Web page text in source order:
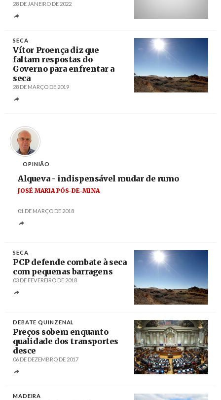
28 DE JANEIRO DE 2022
SECA
Vítor Proença diz que
faltam respostas do
Governo para enfrentar a
seca
28 DE MARÇO DE 2019
OPINIÃO
Alqueva - indispensável mudar de rumo
JOSÉ MARIA PÓS-DE-MINA
01 DE MARÇO DE 2018
SECA
PCP defende combate à seca
com pequenas barragens
03 DE FEVEREIRO DE 2018
DEBATE QUINZENAL
Preços sobem enquanto
qualidade dos transportes
desce
06 DE DEZEMBRO DE 2017
MADEIRA